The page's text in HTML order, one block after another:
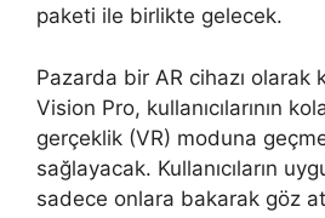
paketi ile birlikte gelecek.
Pazarda bir AR cihazı olarak
Vision Pro, kullanıcılarının
gerçeklik (VR) moduna
sağlayacak. Kullanıcıların
sadece onlara bakarak göz